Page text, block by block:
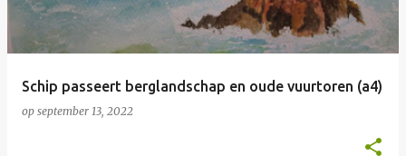
Schip passeert berglandschap en oude vuurtoren (a4)
op september 13, 2022